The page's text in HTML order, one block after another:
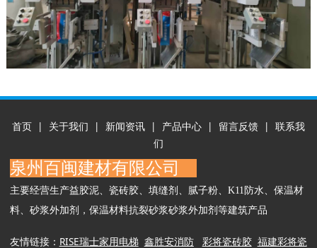
首页 | 关于我们 | 新闻资讯 | 产品中心 | 留言反馈 | 联系我
们
泉州百闽建材有限公司
主要经营生产益胶泥、瓷砖胶、填缝剂、腻子粉、K11防水、保温材
料、砂浆外加剂，保温材料抗裂砂浆砂浆外加剂等建筑产品
友情链接： RISE瑞士家用电梯 鑫胜安消防 彩将瓷砖胶 福建彩将瓷